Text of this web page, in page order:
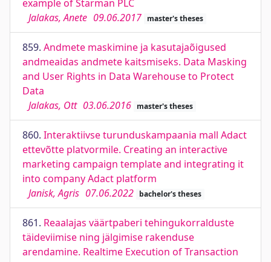
example of Starman PLC
Jalakas, Anete 09.06.2017 master's theses
859. Andmete maskimine ja kasutajaõigused
andmeaidas andmete kaitsmiseks. Data Masking
and User Rights in Data Warehouse to Protect
Data
Jalakas, Ott 03.06.2016 master's theses
860. Interaktiivse turunduskampaania mall Adact
ettevõtte platvormile. Creating an interactive
marketing campaign template and integrating it
into company Adact platform
Janisk, Agris 07.06.2022 bachelor's theses
861. Reaalajas väärtpaberi tehingukorralduste
täideviimise ning jälgimise rakenduse
arendamine. Realtime Execution of Transaction